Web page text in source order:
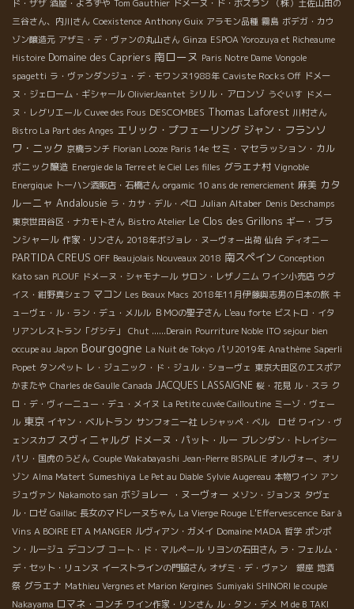
ド・ザザ 酒屋・よろずや Tom Gauthier ドメーヌ・ド・ボスラン
（株）土佐山田の
三谷さん、内川さん Coexistence Anthony Guix アラモン品種 霧島 ボデガ・カウ
ゾン醸造元 アザミ・デ・ヴァンの丸山さん Ginza ESPOA Yorozuya et Richeaume
Histoire Domaine des Capriers 南ローヌ Paris Notre Dame Vongole
spagetti ラ・ヴァンダンジュ・デ・モワンヌ1988年 Caviste Rocks Off ドメー
ヌ・ジェローム・ギシャール OlivierJeantet シリル・アロンゾ うぐいす ドメー
ヌ・レグリエール Cuvee des Fous DESCOMBES Thomas Laforest 川村さん
Bistro La Part des Anges エリック・プフェーリング ジャン・フランソ
ワ・ニック 京橋ランチ Florian Looze Paris 14e セミ・マセラッション・カル
ボニック醸造 Energie de la Terre et le Ciel Les filles グラエナ村 Vignoble
Energique トーハン酒販店・石橋さん orgamic 10 ans de remerciement 麻美 カタ
ルーニャ Andalousie ラ・カサ・デル・ぺロ Julian Altaber Denis Deschamps
東京世田谷区・ナカモトさん Bistro Atelier Le Clos des Grillons ギー・ブラ
ンシャール 作家・リンさん 2018年ボジョレ・ヌーヴォー出荷 仙台 ディオニー
PARTIDA CREUS OFF Beaujolais Nouveaux 2018 南スペイン Conception
Kato san PLOUF ドメーヌ・シャモナール サロン・レザノニム ワイン小売店 ウグ
イス・紺野真シェフ マコン Les Beaux Macs 2018年11月伊藤與志男の日本の旅 キ
ューヴェ・ル・ラン・デュ・メルル ＢＭОの聖子さん L'eau forte ビストロ・イタ
リアンレストラン「グシテ」
Chut ......Derain Pourriture Noble ITO sejour bien
occupe au Japon Bourgogne La Nuit de Tokyo パリ2019年 Anathème Saperli
Popet タンペット レ・ジュニック・ド・ジュル・ショーヴェ 東京大田区のエスポア
かまたや Charles de Gaulle Canada JACQUES LASSAIGNE 桜・花見 ル・スラ ク
ロ・デ・ヴィーニュー・デュ・メイヌ La Petite cuvée Cailloutine ミーゾ・ヴェー
ル 東京 イヤン・ベルトラン サンフォニー社 レシャッペ・ベル ロゼ ワイン・ヴ
ェンスカブ スヴィニャルグ ドメーヌ・パット・ルー ブレンダン・トレイシー
パリ・国虎のうどん Couple Wakabayashi Jean-Pierre BISPALIE オルヴォー、オリ
ゾン Alma Matert Sumeshiya Le Pet au Diable Sylvie Augereau 本物ワイン アン
ジュヴァン Nakamoto san ボジョレー ・ヌーヴォー メゾン・ジョンヌ タヴェ
ル・ロゼ Gaillac 長女のマドレーヌちゃん La Vierge Rouge L'Effervescence Bar à
Vins A BOIRE ET A MANGER ルヴィアン・ガメイ Domaine MADA 哲学 ポンポ
ン・ルージュ デコンブ コート・ド・マルペール リヨンの石田さん ラ・フェルム・
デ・セット・リュンヌ イーストラインの門脇さん オザミ・デ・ヴァン 銀座 地酒
祭 グラエナ Mathieu Vergnes et Marion Kergines Sumiyaki SHINORI le couple
Nakayama ロマネ・コンチ ワイン作家・リンさん ル・タン・デメ M de B TAKI